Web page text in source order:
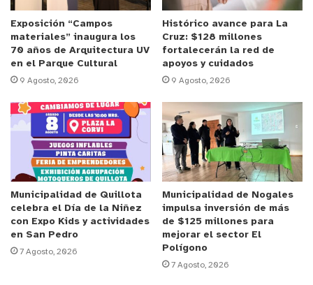
y pantallas planas VGA, a la Plaza de Quillota.
Por su parte, la alcaldesa (s) Paula Vásquez, indicó
que este tipo de instancia son una buena opción
para quienes no tienen donde reciclar este tipo de
artículos electrónicos que durante años se han
mantenido en el hogar y muchas veces terminan
en los vertederos, o bien en espacios públicos
como la ribera del río, provocando un grave daño
en los sistemas ecológicos locales.
Según los organizadores, los elementos
recolectados en su gran mayoría son
reacondicionados y donados a estudiantes y
personas que más lo necesitan, a fin de que
Exposición “Campos
materiales” inaugura los
70 años de Arquitectura UV
en el Parque Cultural
9 Agosto, 2026
Histórico avance para La
Cruz: $128 millones
fortalecerán la red de
apoyos y cuidados
9 Agosto, 2026
Municipalidad de Quillota
celebra el Día de la Niñez
con Expo Kids y actividades
en San Pedro
7 Agosto, 2026
Municipalidad de Nogales
impulsa inversión de más
de $125 millones para
mejorar el sector El
Polígono
7 Agosto, 2026